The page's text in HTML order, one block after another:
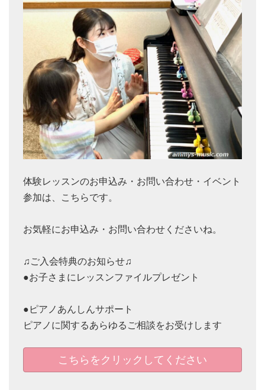
体験レッスンのお申込み・お問い合わせ・イベント
参加は、こちらです。
お気軽にお申込み・お問い合わせくださいね。
♫ご入会特典のお知らせ♫
●お子さまにレッスンファイルプレゼント
●ピアノあんしんサポート
ピアノに関するあらゆるご相談をお受けします
こちらをクリックしてください